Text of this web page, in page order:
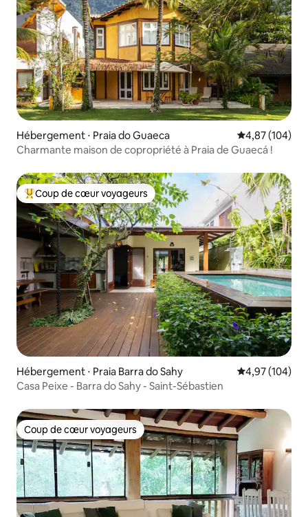
Hébergement ⋅ Praia do Guaeca Évaluation
4,87 (104)
Charmante maison de copropriété à Praia de Guaecá !
Coups de cœur voyageurs les plus appréciés
Coup de cœur voyageurs
Hébergement ⋅ Praia Barra do Sahy Évaluation
4,97 (104)
Casa Peixe - Barra do Sahy - Saint-Sébastien
Coup de cœur voyageurs
Coup de cœur voyageurs